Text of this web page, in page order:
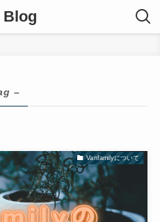
Blog
–
Vanfamilyについて